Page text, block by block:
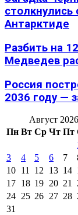
Антарктиде
Разбить на
Медведев
Россия
2036 году —
Август 2026
Пн Вт Ср Чт Пт
3
4 5 6 7
10 11 12 13 14
17 18 19 20 21
24 25 26 27 28
31